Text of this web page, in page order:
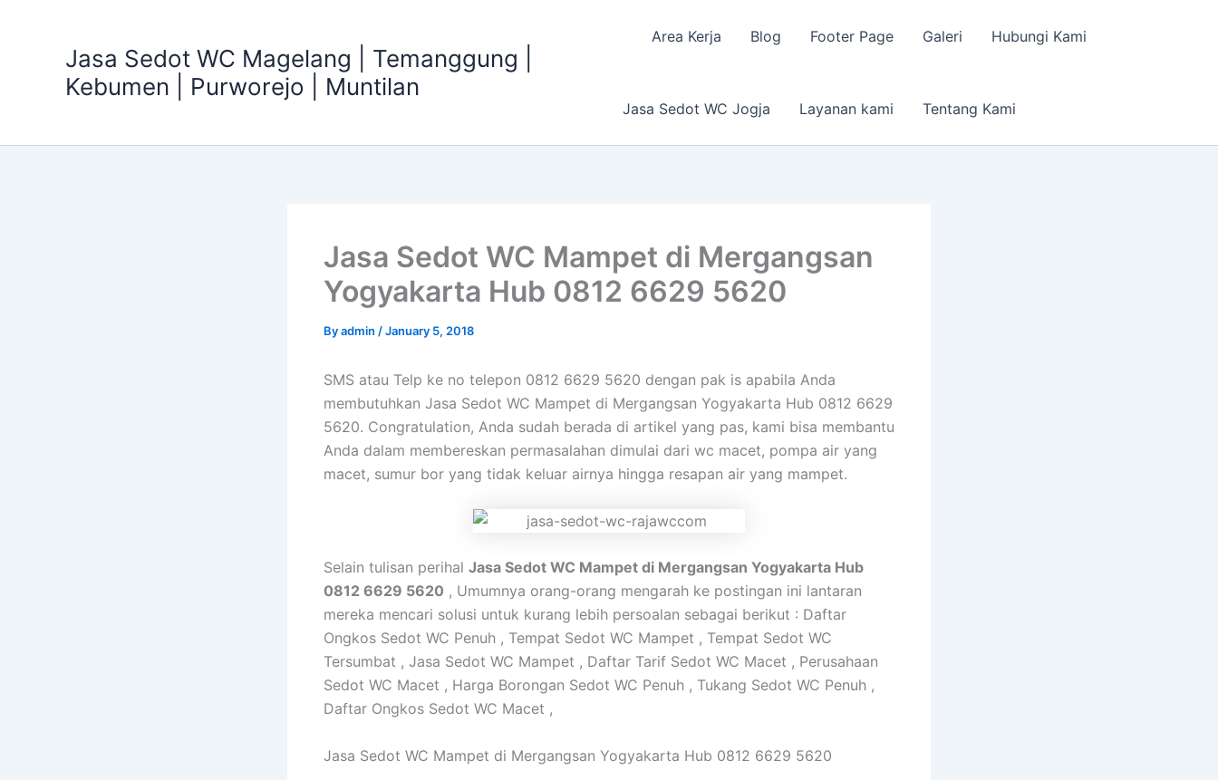
Jasa Sedot WC Magelang | Temanggung |
Kebumen | Purworejo | Muntilan
Area Kerja Blog Footer Page Galeri Hubungi Kami
Jasa Sedot WC Jogja Layanan kami Tentang Kami
Jasa Sedot WC Mampet di Mergangsan
Yogyakarta Hub 0812 6629 5620
Byadmin /January 5, 2018
SMS atau Telp ke no telepon 0812 6629 5620 dengan pak is apabila Anda
membutuhkan Jasa Sedot WC Mampet di Mergangsan Yogyakarta Hub 0812 6629
5620. Congratulation, Anda sudah berada di artikel yang pas, kami bisa membantu
Anda dalam membereskan permasalahan dimulai dari wc macet, pompa air yang
macet, sumur bor yang tidak keluar airnya hingga resapan air yang mampet.
Selain tulisan perihal Jasa Sedot WC Mampet di Mergangsan Yogyakarta Hub
0812 6629 5620 , Umumnya orang-orang mengarah ke postingan ini lantaran
mereka mencari solusi untuk kurang lebih persoalan sebagai berikut : Daftar
Ongkos Sedot WC Penuh , Tempat Sedot WC Mampet , Tempat Sedot WC
Tersumbat , Jasa Sedot WC Mampet , Daftar Tarif Sedot WC Macet , Perusahaan
Sedot WC Macet , Harga Borongan Sedot WC Penuh , Tukang Sedot WC Penuh ,
Daftar Ongkos Sedot WC Macet ,
Jasa Sedot WC Mampet di Mergangsan Yogyakarta Hub 0812 6629 5620